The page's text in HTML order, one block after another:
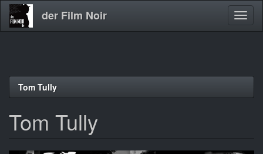
Direkt
der Film Noir
Tom Tully
Tom Tully